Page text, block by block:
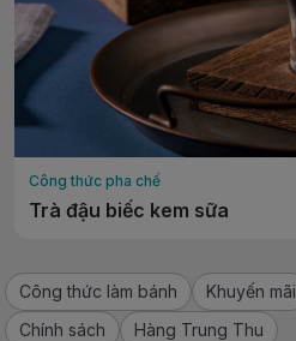
Công thức pha chế
Trà đậu biếc kem sữa
Công thức làm bánh Khuyến mãi
Chính sách
Hàng Trung Thu